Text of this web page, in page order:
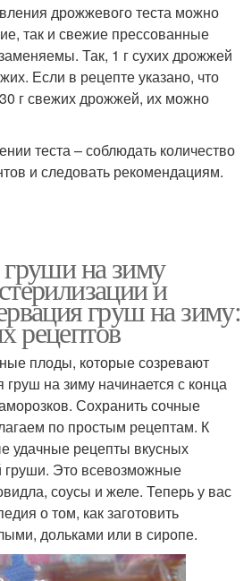
дрожжевого теста можно
так и свежие прессованные
Так, 1 г сухих дрожжей
Если в рецепте указано, что
г свежих дрожжей, их можно
теста – соблюдать количество
и следовать рекомендациям.
груши на зиму
и
груш на зиму:
рецептов
плоды, которые созревают
на зиму начинается с конца
Сохранить сочные
по простым рецептам. К
удачные рецепты вкусных
груши. Это всевозможные
соусы и желе. Теперь у вас
о том, как заготовить
дольками или в сиропе.